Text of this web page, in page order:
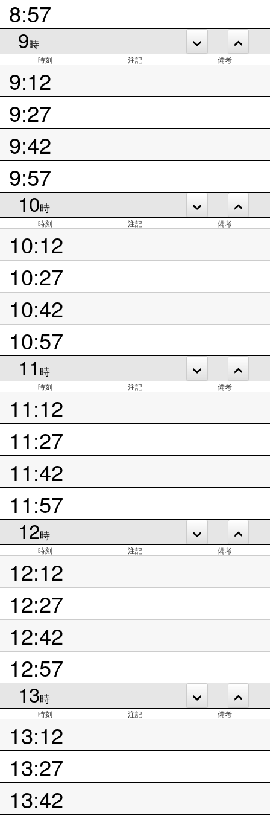
8:57
9時
時刻 注記 備考
9:12
9:27
9:42
9:57
10時
時刻 注記 備考
10:12
10:27
10:42
10:57
11 時
時刻 注記 備考
11:12
11:27
11:42
11:57
12時
時刻 注記 備考
12:12
12:27
12:42
12:57
13時
時刻 注記 備考
13:12
13:27
13:42